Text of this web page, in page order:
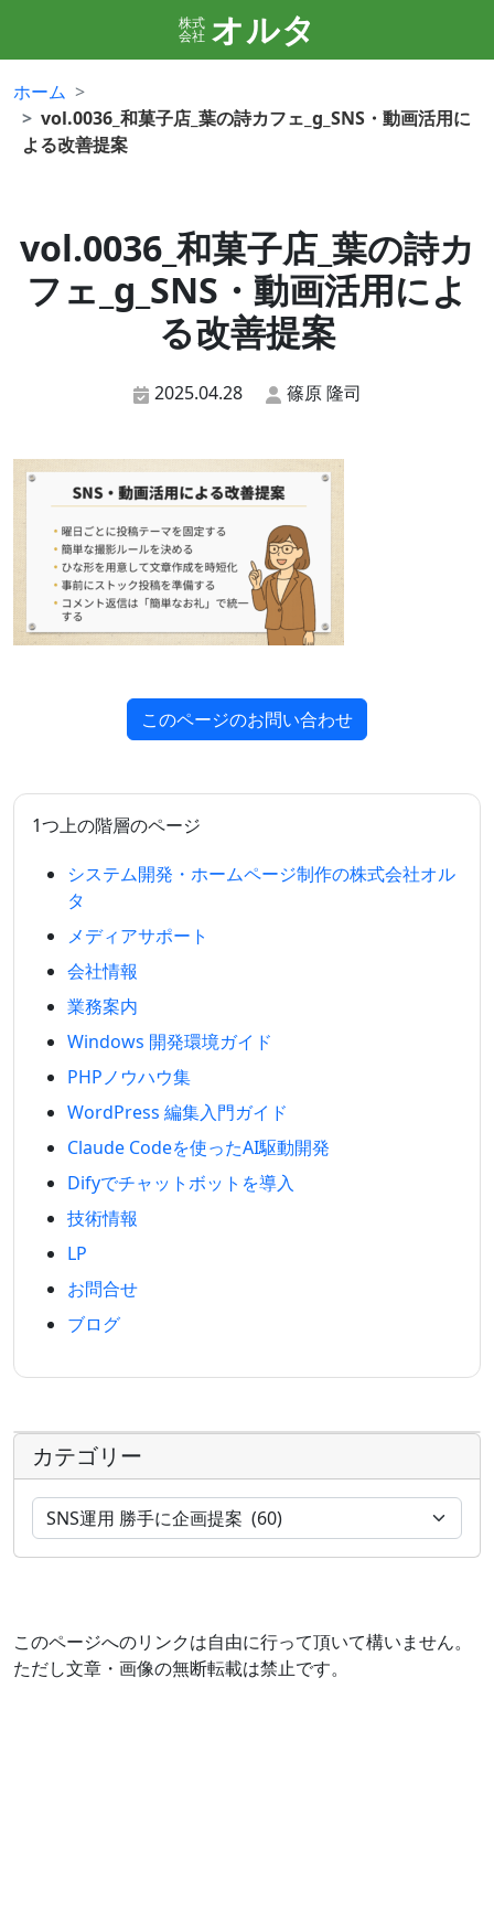
株式
会社 オルタ
ホーム
vol.0036_和菓子店_葉の詩カフェ_g_SNS・動画活用に
よる改善提案
vol.0036_和菓子店_葉の詩カ
フェ_g_SNS・動画活用によ
る改善提案
2025.04.28 篠原 隆司
このページのお問い合わせ
1つ上の階層のページ
システム開発・ホームページ制作の株式会社オル
タ
メディアサポート
会社情報
業務案内
Windows 開発環境ガイド
PHPノウハウ集
WordPress 編集入門ガイド
Claude Codeを使ったAI駆動開発
Difyでチャットボットを導入
技術情報
LP
お問合せ
ブログ
カテゴリー
このページへのリンクは自由に行って頂いて構いません。
ただし文章・画像の無断転載は禁止です。